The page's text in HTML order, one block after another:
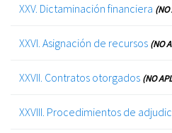
XXV. Dictaminación financiera (NO
XXVI. Asignación de recursos (NO
XXVII. Contratos otorgados (NO
XXVIII. Procedimientos de